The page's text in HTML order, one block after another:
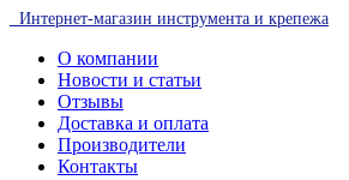
Интернет-магазин инструмента и крепежа
О компании
Новости и статьи
Отзывы
Доставка и оплата
Производители
Контакты